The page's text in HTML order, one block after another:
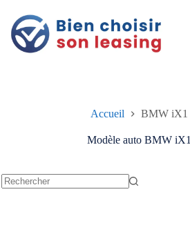
contenu
Accueil BMW iX1
Modèle auto BMW iX1